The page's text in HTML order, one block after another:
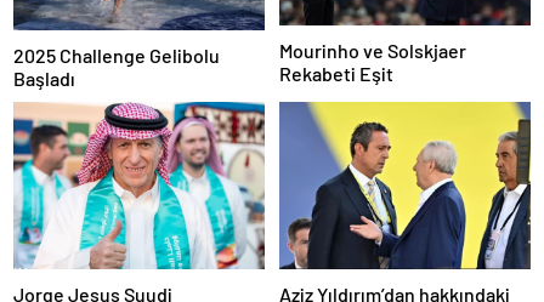
2025 Challenge Gelibolu
Başladı
Mourinho ve Solskjaer
Rekabeti Eşit
Jorge Jesus Suudi Aziz Yıldırım’dan hakkındaki